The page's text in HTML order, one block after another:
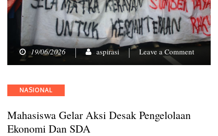
19/06/2026 aspirasi Leave a Commenton
Categories
NASIONAL
Mahasiswa Gelar Aksi Desak Pengelolaan
Ekonomi Dan SDA